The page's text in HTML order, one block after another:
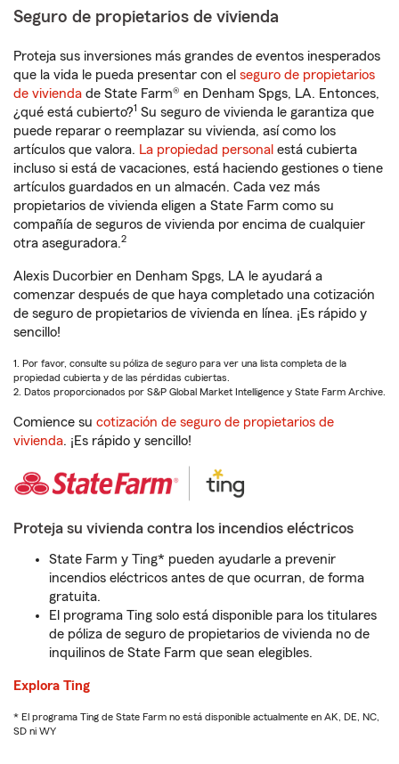
Seguro de propietarios de vivienda
Proteja sus inversiones más grandes de eventos inesperados
que la vida le pueda presentar con el seguro de propietarios
de vivienda de State Farm® en Denham Spgs, LA. Entonces,
¿qué está cubierto?1 Su seguro de vivienda le garantiza que
puede reparar o reemplazar su vivienda, así como los
artículos que valora. La propiedad personal está cubierta
incluso si está de vacaciones, está haciendo gestiones o tiene
artículos guardados en un almacén. Cada vez más
propietarios de vivienda eligen a State Farm como su
compañía de seguros de vivienda por encima de cualquier
otra aseguradora.2
Alexis Ducorbier en Denham Spgs, LA le ayudará a
comenzar después de que haya completado una cotización
de seguro de propietarios de vivienda en línea. ¡Es rápido y
sencillo!
1. Por favor, consulte su póliza de seguro para ver una lista completa de la
propiedad cubierta y de las pérdidas cubiertas.
2. Datos proporcionados por S&P Global Market Intelligence y State Farm Archive.
Comience su cotización de seguro de propietarios de
vivienda. ¡Es rápido y sencillo!
Proteja su vivienda contra los incendios eléctricos
State Farm y Ting* pueden ayudarle a prevenir
incendios eléctricos antes de que ocurran, de forma
gratuita.
El programa Ting solo está disponible para los titulares
de póliza de seguro de propietarios de vivienda no de
inquilinos de State Farm que sean elegibles.
Explora Ting
* El programa Ting de State Farm no está disponible actualmente en AK, DE, NC,
SD ni WY